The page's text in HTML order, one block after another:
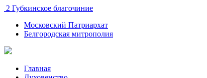
2 Губкинское благочиние
Московский Патриархат
Белгородская митрополия
Главная